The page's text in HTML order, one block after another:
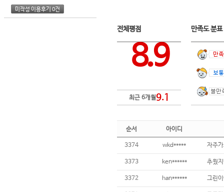
미작성 이용후기 0건
전체평점
8.9
최근 6개월9.1
만족도 분
순서 아이디
3374 wkd***** 자주
3373 ken******
3372 han******